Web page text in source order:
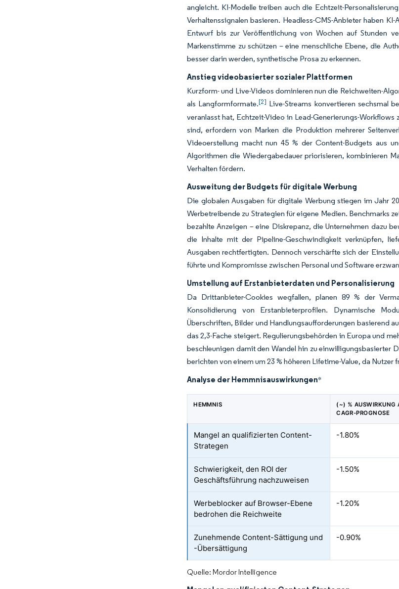
angleicht. KI-Modelle treiben auch die Echtzeit-
Verhaltenssignalen basieren. Headless-CMS-Anbieter haben
Entwurf bis zur Veröffentlichung von Wochen auf Stunden
Markenstimme zu schützen – eine menschliche Ebene, die
besser darin werden, synthetische Prosa zu erkennen.
Anstieg videobasierter sozialer Plattformen
Kurzform- und Live-Videos dominieren nun die Reichweiten-
als Langformformate.[2] Live-Streams konvertieren sechsmal
veranlasst hat, Echtzeit-Video in Lead-Generierungs-
sind, erfordern von Marken die Produktion mehrerer
Videoerstellung macht nun 45 % der Content-Budgets aus
Algorithmen die Wiedergabedauer priorisieren, kombinieren
Verhalten fördern.
Ausweitung der Budgets für digitale Werbung
Die globalen Ausgaben für digitale Werbung stiegen im Jahr
Werbetreibende zu Strategien für eigene Medien. Benchmarks
bezahlte Anzeigen – eine Diskrepanz, die Unternehmen dazu
die Inhalte mit der Pipeline-Geschwindigkeit verknüpfen,
Ausgaben rechtfertigten. Dennoch verschärfte sich der
führte und Kompromisse zwischen Personal und Software
Umstellung auf Erstanbieterdaten und Personalisierung
Da Drittanbieter-Cookies wegfallen, planen 89 % der
Konsolidierung von Erstanbieterprofilen. Dynamische
Überschriften, Bilder und Handlungsaufforderungen basierend
das 2,3-Fache steigert. Regulierungsbehörden in Europa und
beschleunigen damit den Wandel hin zu einwilligungsbasierter
berichten von einem um 23 % höheren Lifetime-Value, da
Analyse der Hemmnisauswirkungen*
HEMMNIS
(~) % AUSWIRKUNG
CAGR-PROGNOSE
Mangel an qualifizierten Content-
Strategen
-1.80%
Schwierigkeit, den ROI der
Geschäftsführung nachzuweisen
-1.50%
Werbeblocker auf Browser-Ebene
bedrohen die Reichweite
-1.20%
Zunehmende Content-Sättigung und
-Übersättigung
-0.90%
Quelle: Mordor Intelligence